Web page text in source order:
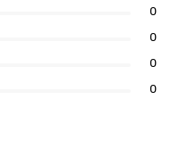
0
0
0
0